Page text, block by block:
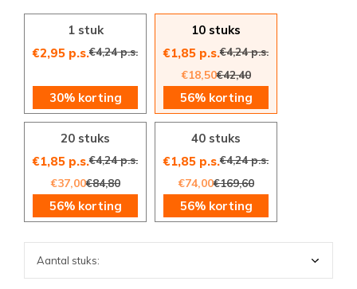
1 stuk
€2,95 p.s.€4,24 p.s.
30% korting
10 stuks
€1,85 p.s.€4,24 p.s.
€18,50€42,40
56% korting
20 stuks
€1,85 p.s.€4,24 p.s.
€37,00€84,80
56% korting
40 stuks
€1,85 p.s.€4,24 p.s.
€74,00€169,60
56% korting